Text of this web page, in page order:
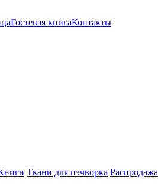
Гостевая книгаКонтакты
Ткани для пэчворка Распродажа